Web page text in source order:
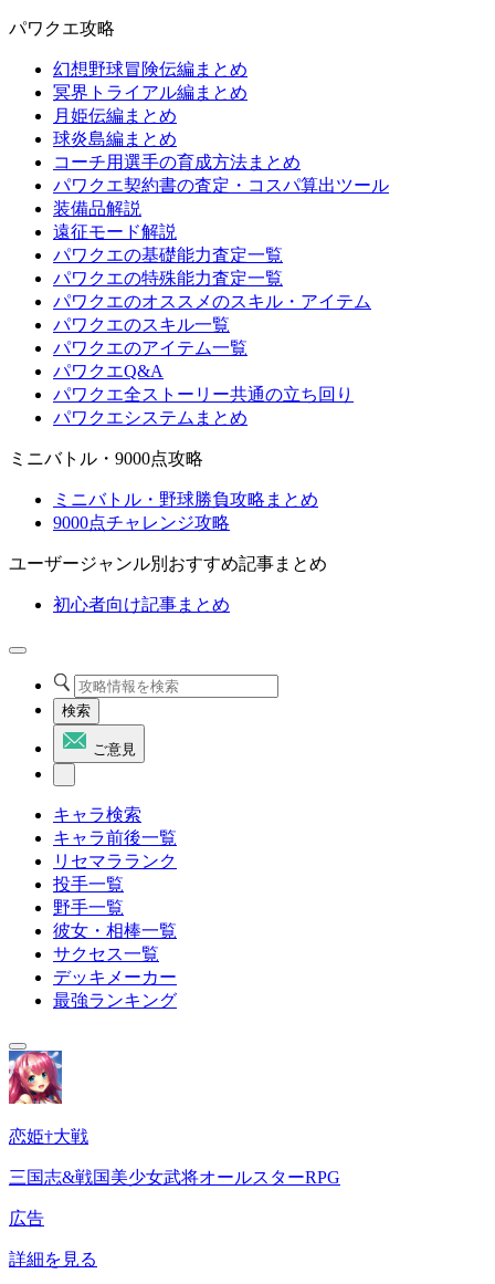
パワクエ攻略
幻想野球冒険伝編まとめ
冥界トライアル編まとめ
月姫伝編まとめ
球炎島編まとめ
コーチ用選手の育成方法まとめ
パワクエ契約書の査定・コスパ算出ツール
装備品解説
遠征モード解説
パワクエの基礎能力査定一覧
パワクエの特殊能力査定一覧
パワクエのオススメのスキル・アイテム
パワクエのスキル一覧
パワクエのアイテム一覧
パワクエQ&A
パワクエ全ストーリー共通の立ち回り
パワクエシステムまとめ
ミニバトル・9000点攻略
ミニバトル・野球勝負攻略まとめ
9000点チャレンジ攻略
ユーザージャンル別おすすめ記事まとめ
初心者向け記事まとめ
検索
ご意見
キャラ検索
キャラ前後一覧
リセマラランク
投手一覧
野手一覧
彼女・相棒一覧
サクセス一覧
デッキメーカー
最強ランキング
恋姫†大戦
三国志&戦国美少女武将オールスターRPG
広告
詳細を見る